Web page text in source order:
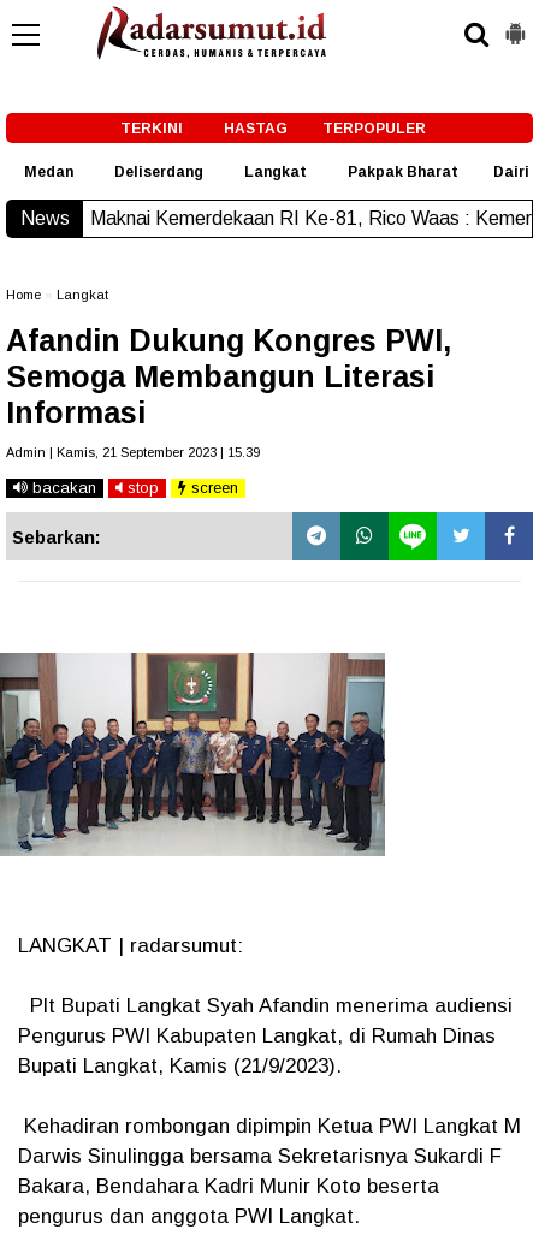
TERKINI HASTAG TERPOPULER
Medan Deliserdang Langkat Pakpak Bharat Dairi
News
Kemerdekaan RI Ke-81, Rico Waas : Kemerdekaan Harus
Home Langkat
Afandin Dukung Kongres PWI,
Semoga Membangun Literasi
Informasi
Admin | Kamis, 21 September 2023 | 15.39
bacakan stop screen
Sebarkan:
LANGKAT | radarsumut:
Plt Bupati Langkat Syah Afandin menerima audiensi
Pengurus PWI Kabupaten Langkat, di Rumah Dinas
Bupati Langkat, Kamis (21/9/2023).
Kehadiran rombongan dipimpin Ketua PWI Langkat M
Darwis Sinulingga bersama Sekretarisnya Sukardi F
Bakara, Bendahara Kadri Munir Koto beserta
pengurus dan anggota PWI Langkat.